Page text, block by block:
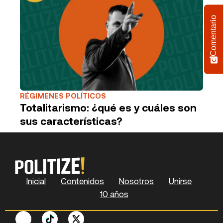
RÉGIMENES POLÍTICOS
Totalitarismo: ¿qué es y cuáles son
sus características?
Inicial Contenidos Nosotros
Unirse
10 años
X
F
Y
L
P
S
Comentario